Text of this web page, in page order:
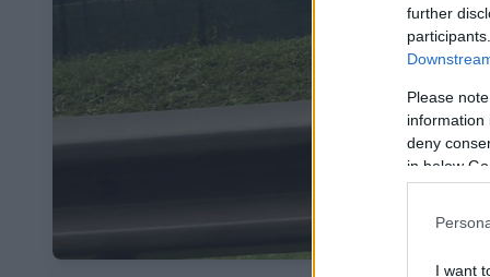
further
Please
information
deny
in below
I want